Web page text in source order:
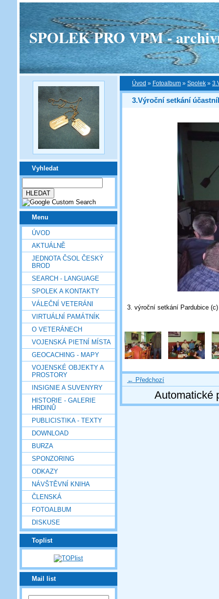
SPOLEK PRO VPM -
Vyhledat
Menu
ÚVOD
AKTUÁLNĚ
JEDNOTA ČSOL ČESKÝ
BROD
SEARCH - LANGUAGE
SPOLEK A KONTAKTY
VÁLEČNÍ VETERÁNI
VIRTUÁLNÍ PAMÁTNÍK
O VETERÁNECH
VOJENSKÁ PIETNÍ MÍSTA
GEOCACHING - MAPY
VOJENSKÉ OBJEKTY A
PROSTORY
INSIGNIE A SUVENYRY
HISTORIE - GALERIE
HRDINŮ
PUBLICISTIKA - TEXTY
DOWNLOAD
BURZA
SPONZORING
ODKAZY
NÁVŠTĚVNÍ KNIHA
ČLENSKÁ
FOTOALBUM
DISKUSE
Toplist
Mail list
Úvod » Fotoalbum » Spolek »
3.Výroční setkání
3. výroční setkání Pardubice
← Předchozí
Automatické